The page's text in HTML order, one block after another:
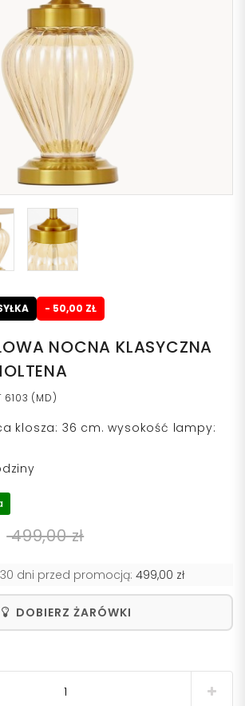
- 50,00 ZŁ
NOCNA KLASYCZNA
6103 (MD)
klosza: 36 cm. wysokość lampy:
499,00 zł
dni przed promocją: 499,00 zł
DOBIERZ ŻARÓWKI